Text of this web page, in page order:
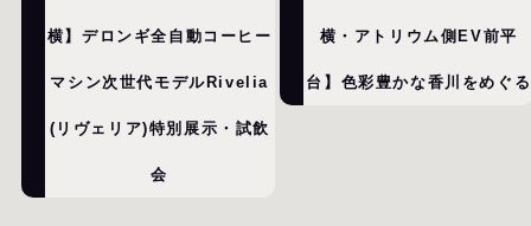
横】デロンギ全自動コーヒー
マシン次世代モデルRivelia
(リヴェリア)特別展示・試飲
会
横・アトリウム側EV前平
台】色彩豊かな香川をめぐる